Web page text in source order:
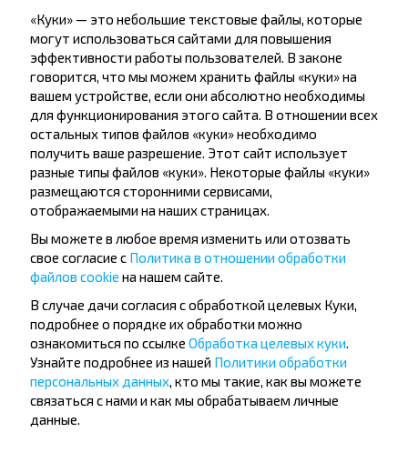
Великая
Дехновка
РЦОП По Гребле
Хотите
путешествовать
дешевле?
Не пропусти специальные акции, скидки и
другие интересные предложения INFOBUS.
Подпишись на получение новостей и
путешествуй с нами дешевле!
«Куки» — это небольшие текстовые файлы, которые
могут использоваться сайтами для повышения
эффективности работы пользователей. В законе
говорится, что мы можем хранить файлы «куки» на
вашем устройстве, если они абсолютно необходимы
для функционирования этого сайта. В отношении всех
остальных типов файлов «куки» необходимо
получить ваше разрешение. Этот сайт использует
разные типы файлов «куки». Некоторые файлы «куки»
размещаются сторонними сервисами,
отображаемыми на наших страницах.
Вы можете в любое время изменить или отозвать
свое согласие с Политика в отношении обработки
файлов cookie на нашем сайте.
В случае дачи согласия с обработкой целевых Куки,
подробнее о порядке их обработки можно
ознакомиться по ссылке Обработка целевых куки.
Узнайте подробнее из нашей Политики обработки
персональных данных, кто мы такие, как вы можете
связаться с нами и как мы обрабатываем личные
данные.